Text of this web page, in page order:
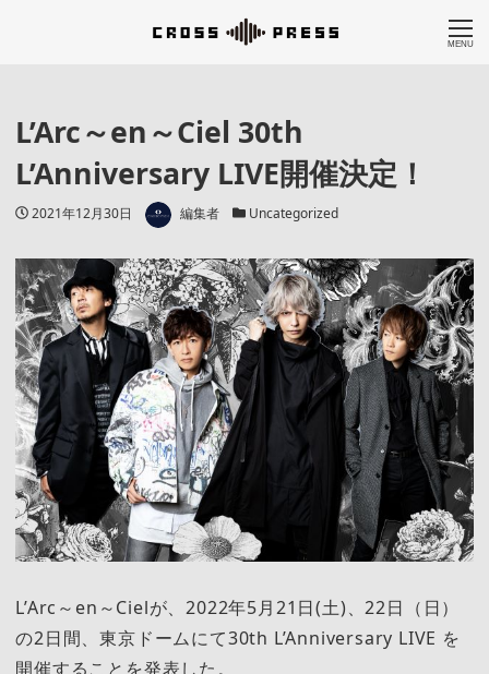
MENU
L’Arc～en～Ciel 30th
L’Anniversary LIVE開催決定！
投稿日
2021年12月30日 著者 編集者 カテゴリー
Uncategorized
L’Arc～en～Cielが、2022年5月21日(土)、22日（日）
の2日間、東京ドームにて30th L’Anniversary LIVE を
開催することを発表した。